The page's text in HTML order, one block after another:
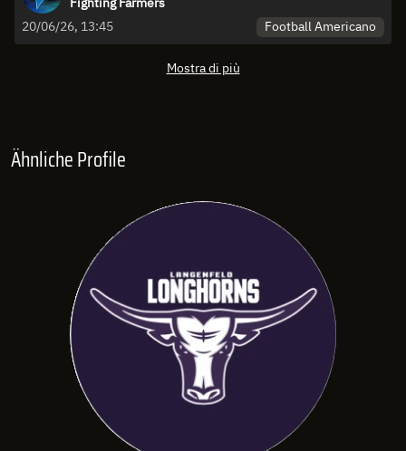
20/06/26, 13:45
Football Americano
Mostra di più
Ähnliche Profile